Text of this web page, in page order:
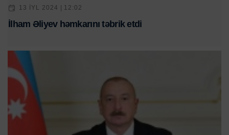
13 IYL 2024 | 12:02
İlham Əliyev həmkarını təbrik etdi